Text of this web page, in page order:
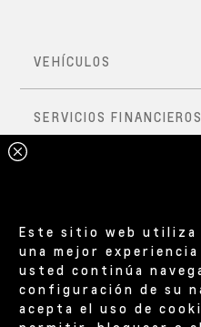
Este sitio web utiliza
una mejor
usted continúa
configuración de su
acepta el uso de